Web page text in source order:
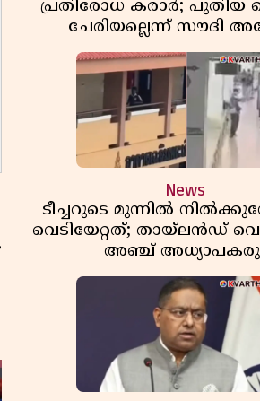
പ്രതിരോധ കരാർ;
ചേരിയല്ലെന്ന് സൗദി
വിമർശനവുമായി
News
ടീച്ചറുടെ മുന്നിൽ
വെടിയേറ്റത്; തായ്‌ലൻഡ്
അഞ്ച്
മുത്തശ്ശീമുത്തശ്ശന്മാരും
മരണസംഖ്യ 7;